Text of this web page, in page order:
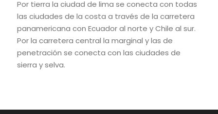
Por tierra la ciudad de lima se conecta con todas
las ciudades de la costa a través de la carretera
panamericana con Ecuador al norte y Chile al sur.
Por la carretera central la marginal y las de
penetración se conecta con las ciudades de
sierra y selva.